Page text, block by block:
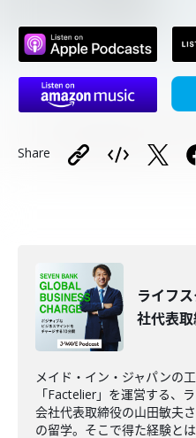
Share
ライフ
社代表
メイド・イン・ジャパンの
「Factelier」を運営する、
会社代表取締役の山田敏夫
の留学。そこで得た経験と